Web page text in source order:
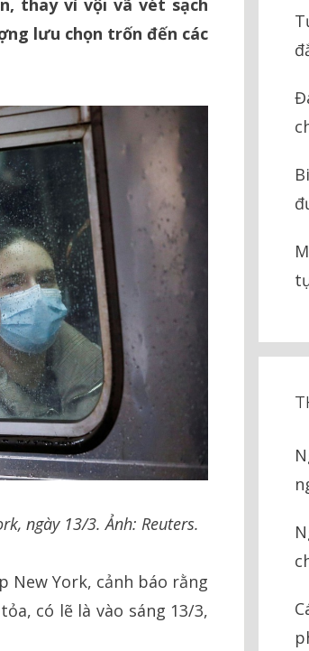
thay vì vội vã vét sạch
lưu chọn trốn đến các
ngày 13/3. Ảnh: Reuters.
New York, cảnh báo rằng
có lẽ là vào sáng 13/3,